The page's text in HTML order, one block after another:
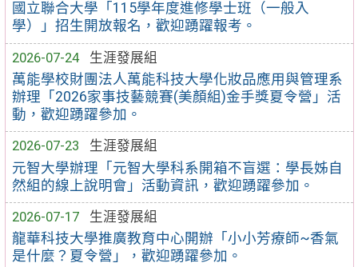
國立聯合大學「115學年度進修學士班（一般入
學）」招生開放報名，歡迎踴躍報考。
2026-07-24
生涯發展組
萬能學校財團法人萬能科技大學化妝品應用與管理系
辦理「2026家事技藝競賽(美顏組)金手獎夏令營」活
動，歡迎踴躍參加。
2026-07-23
生涯發展組
元智大學辦理「元智大學科系開箱不盲選：學長姊自
然組的線上說明會」活動資訊，歡迎踴躍參加。
2026-07-17
生涯發展組
龍華科技大學推廣教育中心開辦「小小芳療師~香氣
是什麼？夏令營」，歡迎踴躍參加。